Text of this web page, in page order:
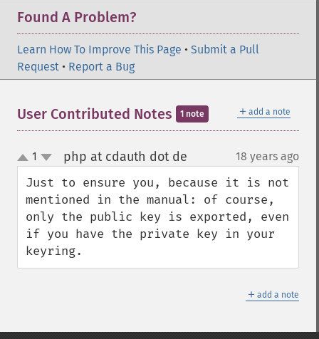
Found A Problem?
Learn How To Improve This Page • Submit a Pull
Request • Report a Bug
＋ add a note
User Contributed Notes 1 note
up
down
1 php at cdauth dot de 18 years ago
Just to ensure you, because it is not
mentioned in the manual: of course,
only the public key is exported, even
if you have the private key in your
keyring.
＋ add a note